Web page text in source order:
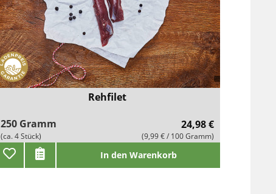
Rehfilet
250 Gramm
(ca. 4 Stück)
24,98 €
(9,99 € / 100 Gramm)
In den Warenkorb